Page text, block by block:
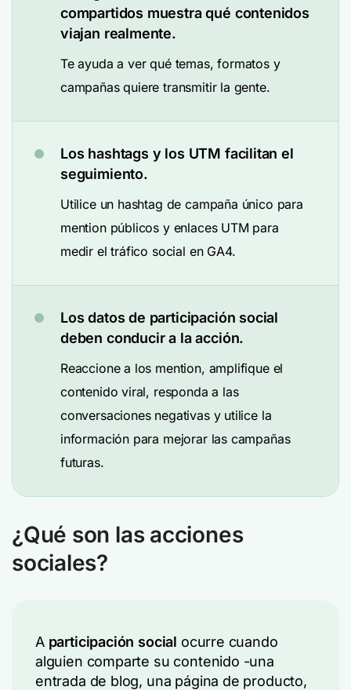
compartidos muestra qué contenidos
viajan realmente.
Te ayuda a ver qué temas, formatos y
campañas quiere transmitir la gente.
Los hashtags y los UTM facilitan el
seguimiento.
Utilice un hashtag de campaña único para
mention públicos y enlaces UTM para
medir el tráfico social en GA4.
Los datos de participación social
deben conducir a la acción.
Reaccione a los mention, amplifique el
contenido viral, responda a las
conversaciones negativas y utilice la
información para mejorar las campañas
futuras.
¿Qué son las acciones
sociales?
A participación social ocurre cuando
alguien comparte su contenido -una
entrada de blog, una página de producto,